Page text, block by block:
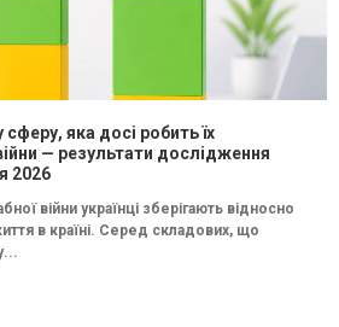
сферу, яка досі робить їх
— результати дослідження
2026
війни українці зберігають відносно
в країні. Серед складових, що